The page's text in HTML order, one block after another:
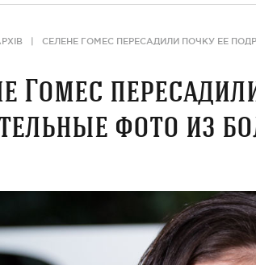
СЕЛЕНЕ ГОМЕС ПЕРЕСАДИЛИ ПОЧКУ ЕЕ
Гомес
фото из